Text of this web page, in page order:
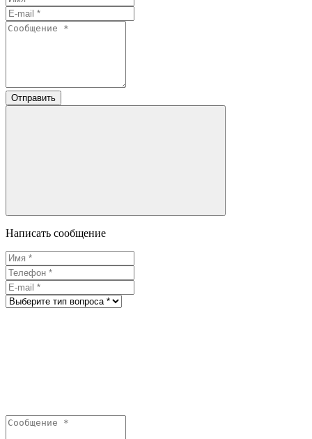
Отправить
Написать сообщение